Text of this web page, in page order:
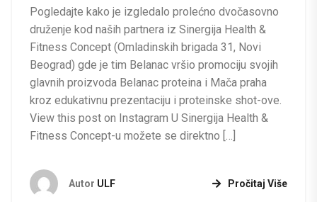
Pogledajte kako je izgledalo prolećno dvočasovno
druženje kod naših partnera iz Sinergija Health &
Fitness Concept (Omladinskih brigada 31, Novi
Beograd) gde je tim Belanac vršio promociju svojih
glavnih proizvoda Belanac proteina i Mača praha
kroz edukativnu prezentaciju i proteinske shot-ove.
View this post on Instagram U Sinergija Health &
Fitness Concept-u možete se direktno […]
Autor ULF Pročitaj Više